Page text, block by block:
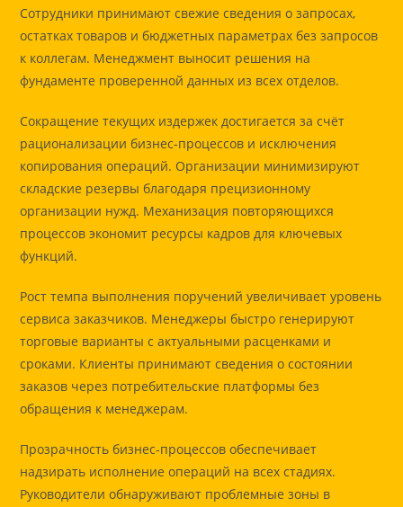
Сотрудники принимают свежие сведения о запросах,
остатках товаров и бюджетных параметрах без запросов
к коллегам. Менеджмент выносит решения на
фундаменте проверенной данных из всех отделов.
Сокращение текущих издержек достигается за счёт
рационализации бизнес-процессов и исключения
копирования операций. Организации минимизируют
складские резервы благодаря прецизионному
организации нужд. Механизация повторяющихся
процессов экономит ресурсы кадров для ключевых
функций.
Рост темпа выполнения поручений увеличивает уровень
сервиса заказчиков. Менеджеры быстро генерируют
торговые варианты с актуальными расценками и
сроками. Клиенты принимают сведения о состоянии
заказов через потребительские платформы без
обращения к менеджерам.
Прозрачность бизнес-процессов обеспечивает
надзирать исполнение операций на всех стадиях.
Руководители обнаруживают проблемные зоны в